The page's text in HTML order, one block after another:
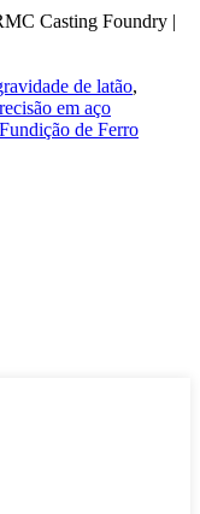
Casting Foundry |
de latão,
em aço
Fundição de Ferro